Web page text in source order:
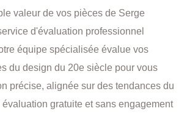
valeur de vos pièces de Serge
d'évaluation professionnel
équipe spécialisée évalue vos
du design du 20e siècle pour vous
précise, alignée sur des tendances du
évaluation gratuite et sans engagement